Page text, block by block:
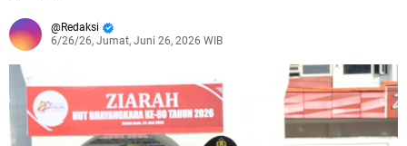
Redaksi
6/26/26, Jumat, Juni 26, 2026 WIB